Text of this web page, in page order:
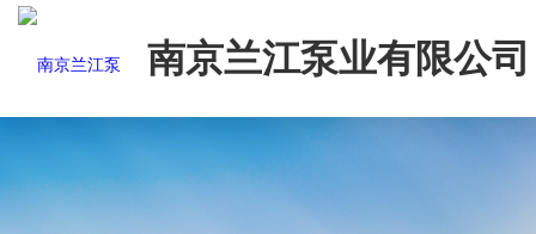
南京兰江泵业有限公司